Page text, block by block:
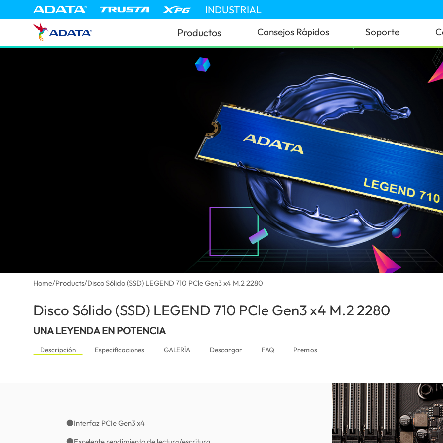
INDUSTRIAL
Productos
Consejos Rápidos Soporte
Home/Products/Disco Sólido (SSD) LEGEND 710 PCle Gen3 x4 M.2 2280
Disco Sólido (SSD) LEGEND 710 PCle Gen3 x4 M.2 2280
UNA LEYENDA EN POTENCIA
Descripción Especificaciones GALERÍA Descargar FAQ Premios
●Interfaz PCIe Gen3 x4